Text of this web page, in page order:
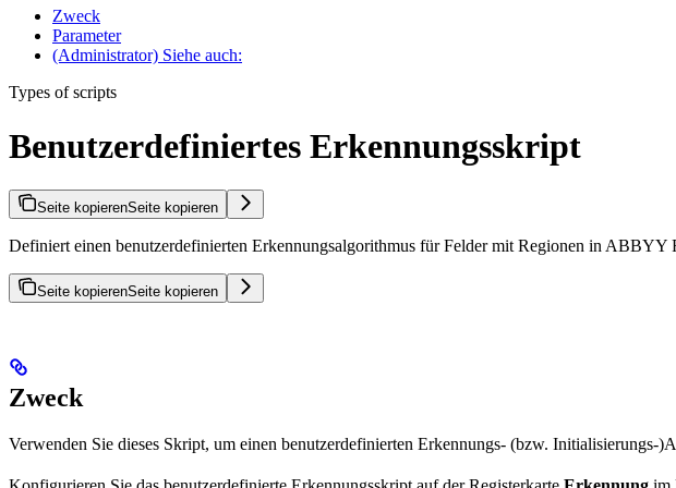
Zweck
Parameter
(Administrator) Siehe auch:
Types of scripts
Benutzerdefiniertes Erkennungsskript
Seite kopierenSeite kopieren
Definiert einen benutzerdefinierten Erkennungsalgorithmus für Felder mit Regionen in
Seite kopierenSeite kopieren
Zweck
Verwenden Sie dieses Skript, um einen benutzerdefinierten Erkennungs- (bzw. Initialisierungs-